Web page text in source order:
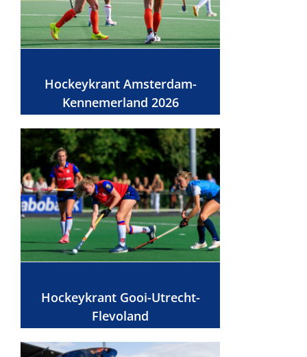
Hockeykrant Amsterdam-
Kennemerland 2026
Hockeykrant Gooi-Utrecht-
Flevoland